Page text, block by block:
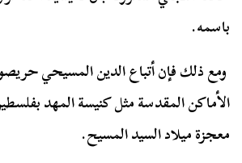
باسمه.
ومع ذلك فإن أتباع الدين المسيحي
الأماكن المقدسة مثل كنيسة المهد
معجزة ميلاد السيد المسيح.